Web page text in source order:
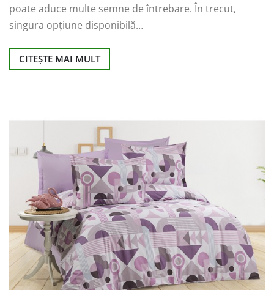
poate aduce multe semne de întrebare. În trecut,
singura opțiune disponibilă…
CITEȘTE MAI MULT